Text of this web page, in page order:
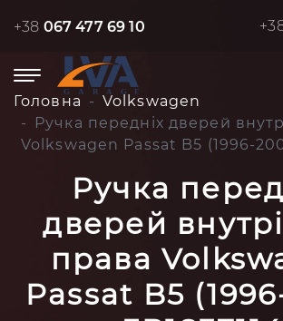
+38 067 477 69 10
Головна
Volkswagen
Ручка передніх дверей
Volkswagen Passat B5 (1996-
Ручка
дверей
права
Passat B5